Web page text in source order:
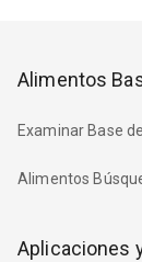
Alimentos
Examinar Base
Alimentos
Aplicaciones